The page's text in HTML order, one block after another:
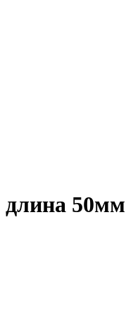
длина 50мм